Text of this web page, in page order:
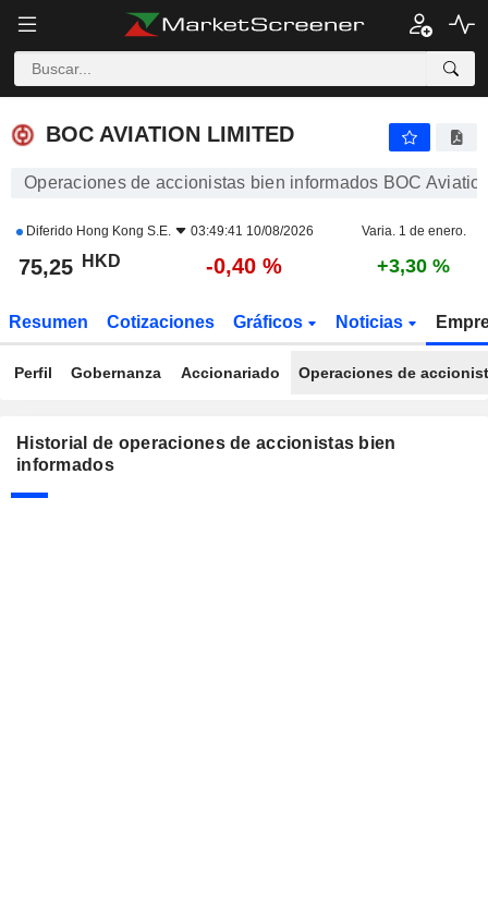
BOC AVIATION LIMITED
BOC AVIATION LIMITED
Operaciones de accionistas bien informados BOC
Diferido Hong Kong S.E. 03:49:41 10/08/2026 Varia. 1 de enero.
75,25 HKD -0,40 % +3,30 %
Resumen Cotizaciones Gráficos Noticias
Perfil Gobernanza Accionariado Operaciones de
Historial de operaciones de accionistas bien
informados